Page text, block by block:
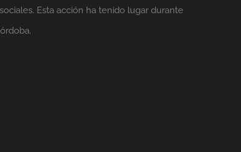
Esta acción ha tenido lugar durante